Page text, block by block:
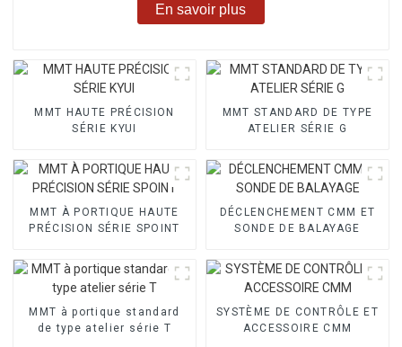
En savoir plus
MMT HAUTE PRÉCISION
SÉRIE KYUI
MMT STANDARD DE TYPE
ATELIER SÉRIE G
MMT À PORTIQUE HAUTE
PRÉCISION SÉRIE SPOINT
DÉCLENCHEMENT CMM ET
SONDE DE BALAYAGE
MMT à portique standard
de type atelier série T
SYSTÈME DE CONTRÔLE ET
ACCESSOIRE CMM